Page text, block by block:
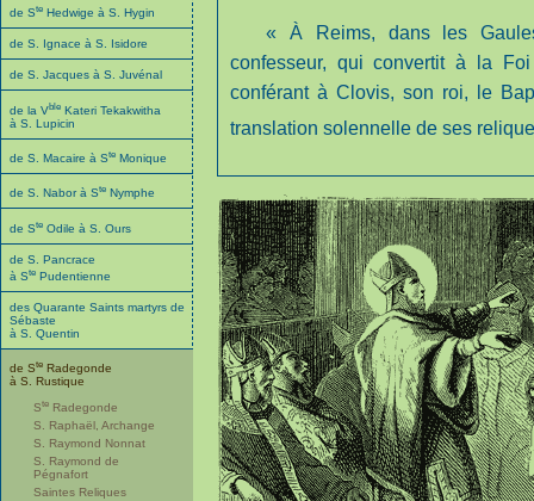
de Ste Hedwige à S. Hygin
de S. Ignace à S. Isidore
de S. Jacques à S. Juvénal
de la Vble Kateri Tekakwitha
à S. Lupicin
de S. Macaire à Ste Monique
de S. Nabor à Ste Nymphe
de Ste Odile à S. Ours
de S. Pancrace
à Ste Pudentienne
des Quarante Saints martyrs de
Sébaste
à S. Quentin
de Ste Radegonde
à S. Rustique
Ste Radegonde
S. Raphaël, Archange
S. Raymond Nonnat
S. Raymond de
Pégnafort
Saintes Reliques
« À Reims, dans les
confesseur, qui convertit à la
conférant à Clovis, son roi, le
translation solennelle de ses